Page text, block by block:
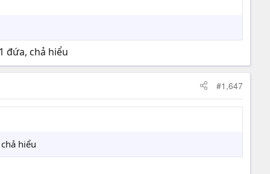
đứa, chả hiểu
#1,647
hiểu